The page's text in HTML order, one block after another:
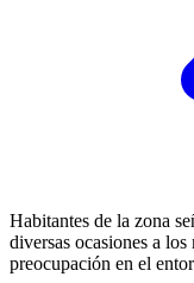
Habitantes de la zona
diversas ocasiones a
preocupación en el